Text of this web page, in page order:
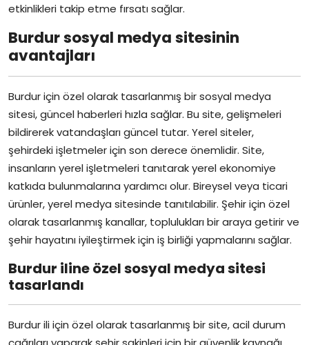
etkinlikleri takip etme fırsatı sağlar.
Burdur sosyal medya sitesinin
avantajları
Burdur için özel olarak tasarlanmış bir sosyal medya
sitesi, güncel haberleri hızla sağlar. Bu site, gelişmeleri
bildirerek vatandaşları güncel tutar. Yerel siteler,
şehirdeki işletmeler için son derece önemlidir. Site,
insanların yerel işletmeleri tanıtarak yerel ekonomiye
katkıda bulunmalarına yardımcı olur. Bireysel veya ticari
ürünler, yerel medya sitesinde tanıtılabilir. Şehir için özel
olarak tasarlanmış kanallar, toplulukları bir araya getirir ve
şehir hayatını iyileştirmek için iş birliği yapmalarını sağlar.
Burdur iline özel sosyal medya sitesi
tasarlandı
Burdur ili için özel olarak tasarlanmış bir site, acil durum